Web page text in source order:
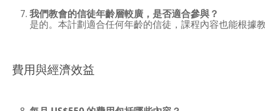
我們教會的信徒年齡層較廣，是否適合參與？
是的。本計劃適合任何年齡的信徒，課程內容也能根據
費用與經濟效益